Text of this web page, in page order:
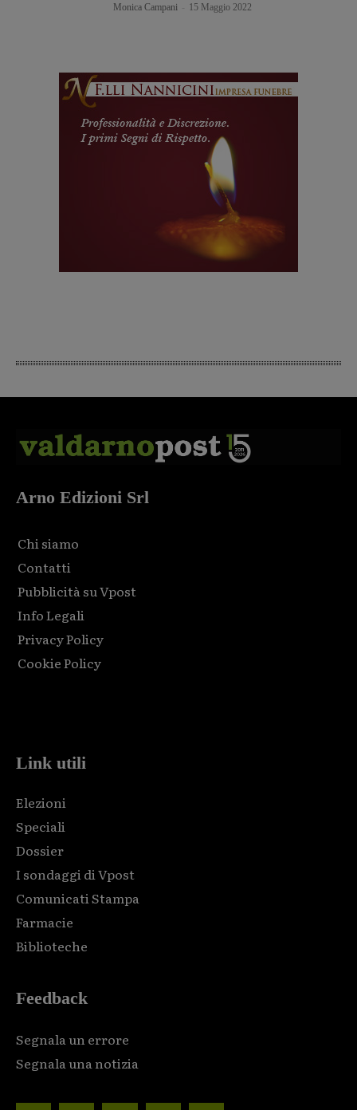
Monica Campani 15 Maggio 2022
Arno Edizioni Srl
Chi siamo
Contatti
Pubblicità su Vpost
Info Legali
Privacy Policy
Cookie Policy
Link utili
Elezioni
Speciali
Dossier
I sondaggi di Vpost
Comunicati Stampa
Farmacie
Biblioteche
Feedback
Segnala un errore
Segnala una notizia